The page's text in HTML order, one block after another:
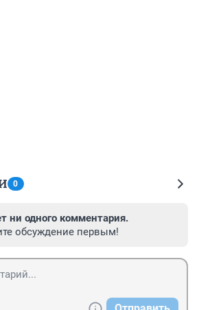
0
ни одного комментария.
обсуждение первым!